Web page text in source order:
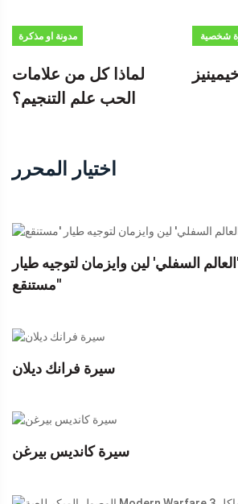
مدونة او مذكرة
لماذا كل من علامات
الحب علم التنجيم؟
شخصية
اختيار المحرر
السفلي' لين وايزمان لتوجيه طيار
'مستنقع'
سيرة فرانك ديلان
سيرة كانديس بيرغن